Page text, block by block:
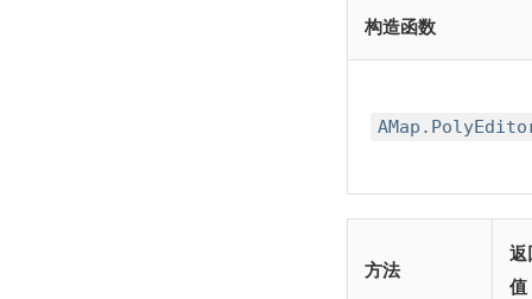
构造函数
方法
返
值